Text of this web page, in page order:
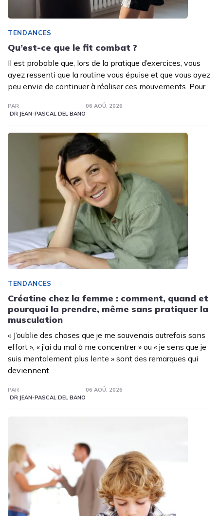
TENDANCES
Qu’est-ce que le fit combat ?
Il est probable que, lors de la pratique d’exercices, vous
ayez ressenti que la routine vous épuise et que vous ayez
peu envie de continuer à réaliser ces mouvements. Pour
PAR
DR JEAN-PASCAL DEL BANO
06 AOÛ. 2026
TENDANCES
Créatine chez la femme : comment, quand et
pourquoi la prendre, même sans pratiquer la
musculation
« J’oublie des choses que je me souvenais autrefois sans
effort », « j’ai du mal à me concentrer » ou « je sens que je
suis mentalement plus lente » sont des remarques qui
deviennent
PAR
DR JEAN-PASCAL DEL BANO
06 AOÛ. 2026